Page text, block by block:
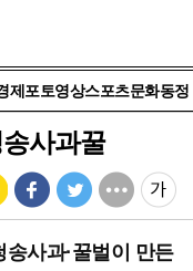
제 포토영상스포츠문화동정
사과꿀
사과·꿀벌이 만든